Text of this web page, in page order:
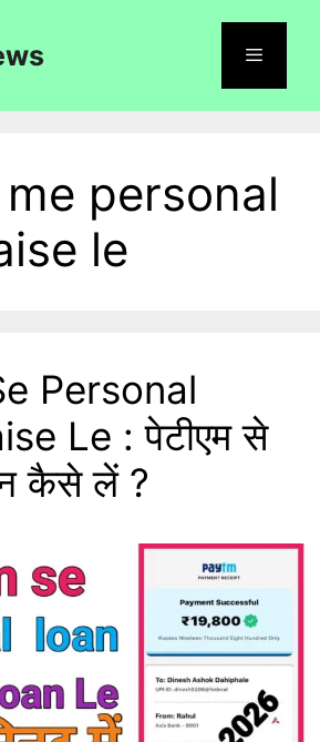
personal
le
Personal
Le : पेटीएम से
कैसे लें ?